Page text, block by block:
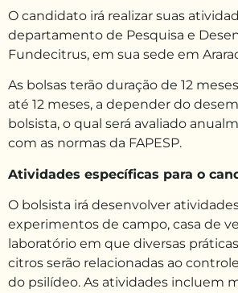
O candidato irá realizar suas
departamento de Pesquisa e
Fundecitrus, em sua sede em
As bolsas terão duração de 12
até 12 meses, a depender do
bolsista, o qual será avaliado
com as normas da FAPESP.
Atividades específicas para o
O bolsista irá desenvolver
experimentos de campo, casa de
laboratório em que diversas
citros serão relacionadas ao
do psilídeo. As atividades incluem